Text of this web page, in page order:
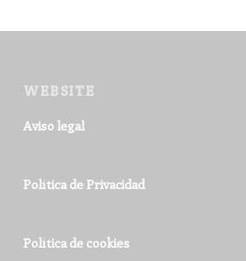
WEBSITE
Aviso legal
Política de Privacidad
Política de cookies